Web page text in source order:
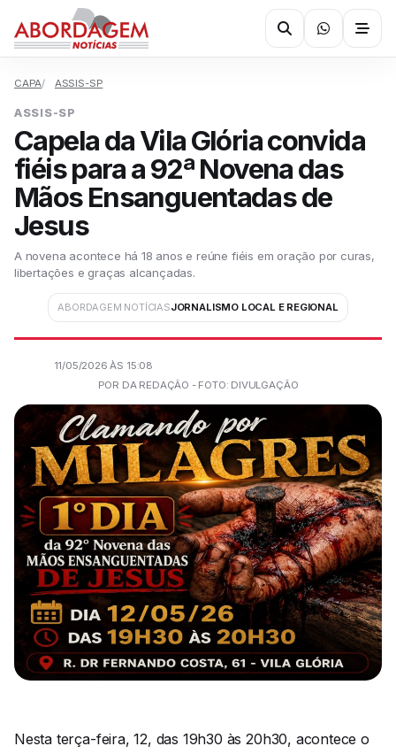
CAPA ASSIS-SP
ASSIS-SP
Capela da Vila Glória convida
fiéis para a 92ª Novena das
Mãos Ensanguentadas de
Jesus
A novena acontece há 18 anos e reúne fiéis em oração por curas,
libertações e graças alcançadas.
ABORDAGEM NOTÍCIASJORNALISMO LOCAL E REGIONAL
11/05/2026 ÀS 15:08
POR DA REDAÇÃO - FOTO: DIVULGAÇÃO
Nesta terça-feira, 12, das 19h30 às 20h30, acontece o